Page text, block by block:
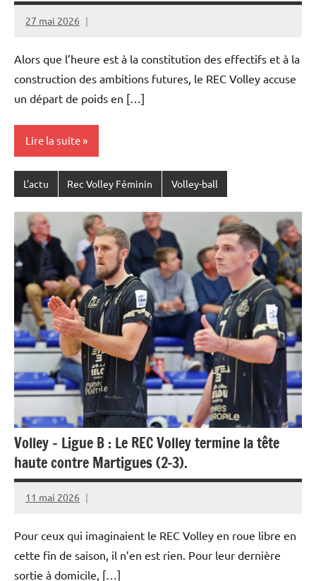
27 mai 2026
Rédaction
Alors que l’heure est à la constitution des effectifs et à la
construction des ambitions futures, le REC Volley accuse
un départ de poids en […]
Lire la suite
L'actu Rec Volley Féminin Volley-ball
Volley – Ligue B : Le REC Volley termine la tête
haute contre Martigues (2-3).
11 mai 2026
Rédaction
Pour ceux qui imaginaient le REC Volley en roue libre en
cette fin de saison, il n’en est rien. Pour leur dernière
sortie à domicile, […]